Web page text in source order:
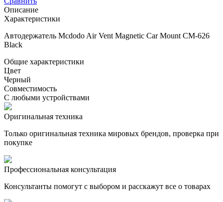
Описание
Характеристики
Автодержатель Mcdodo Air Vent Magnetic Car Mount CM-626
Black
Общие характеристики
Цвет
Черный
Совместимость
С любыми устройствами
Оригинальная техника
Только оригинальная техника мировых брендов, проверка при
покупке
Профессиональная консультация
Консультанты помогут с выбором и расскажут все о товарах